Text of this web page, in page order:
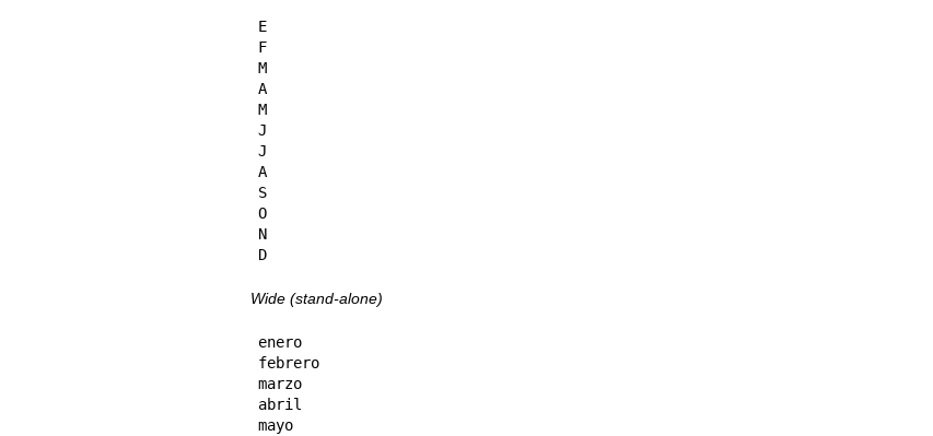
E
F
M
A
M
J
J
A
S
O
N
D
Wide (stand-alone)
enero
febrero
marzo
abril
mayo